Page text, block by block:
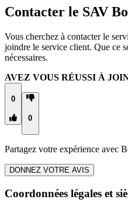
Contacter le SAV
Vous cherchez à contacter le
joindre le service client. Que ce
nécessaires.
AVEZ VOUS RÉUSSI À
0
0
Partagez votre expérience avec
DONNEZ VOTRE AVIS
Coordonnées légales et